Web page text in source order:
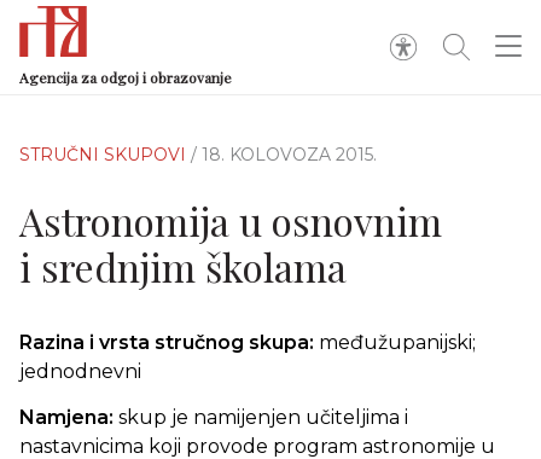
Agencija za odgoj i obrazovanje
STRUČNI SKUPOVI / 18. KOLOVOZA 2015.
Astronomija u osnovnim
i srednjim školama
Razina i vrsta stručnog skupa: međužupanijski;
jednodnevni
Namjena: skup je namijenjen učiteljima i
nastavnicima koji provode program astronomije u